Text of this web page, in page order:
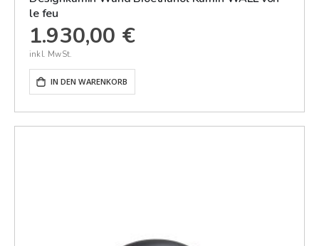
le feu
1.930,00 €
IN DEN WARENKORB